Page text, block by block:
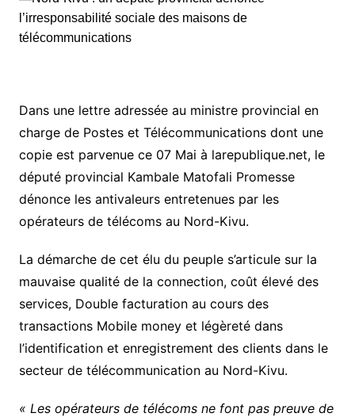
Dans une lettre adressée au ministre provincial en
charge de Postes et Télécommunications dont une
copie est parvenue ce 07 Mai à larepublique.net, le
député provincial Kambale Matofali Promesse
dénonce les antivaleurs entretenues par les
opérateurs de télécoms au Nord-Kivu.
La démarche de cet élu du peuple s’articule sur la
mauvaise qualité de la connection, coût élevé des
services, Double facturation au cours des
transactions Mobile money et légèreté dans
l’identification et enregistrement des clients dans le
secteur de télécommunication au Nord-Kivu.
« Les opérateurs de télécoms ne font pas preuve de